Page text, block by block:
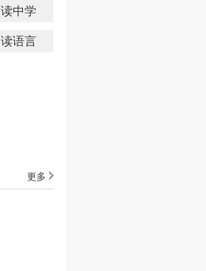
读中学
读语言
更多